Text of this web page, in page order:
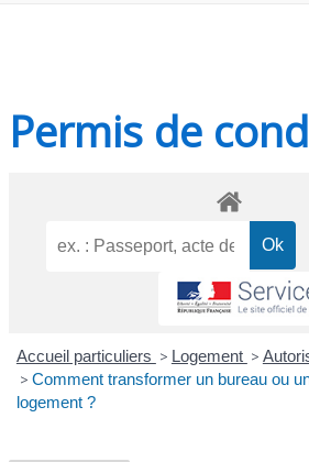
Permis de
Accueil particuliers > Logement >
> Comment transformer un bureau ou
logement ?